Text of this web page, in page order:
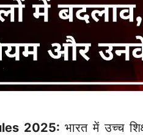
2025:भारत में उच्च